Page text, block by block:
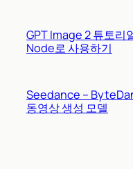
GPT Image 2 튜토
Node로 사용하기
Seedance –
동영상 생성 모델